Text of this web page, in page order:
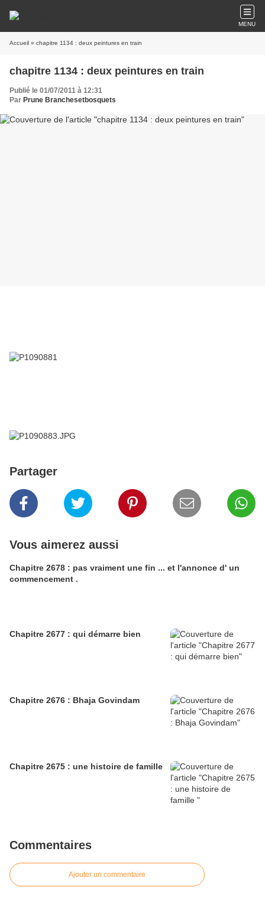
MENU
Accueil » chapitre 1134 : deux peintures en train
chapitre 1134 : deux peintures en train
Publié le 01/07/2011 à 12:31
Par Prune Branchesetbosquets
Partager
Vous aimerez aussi
Chapitre 2678 : pas vraiment une fin ... et l'annonce d' un
commencement .
Chapitre 2677 : qui démarre bien
Chapitre 2676 : Bhaja Govindam
Chapitre 2675 : une histoire de famille
Commentaires
Ajouter un commentaire